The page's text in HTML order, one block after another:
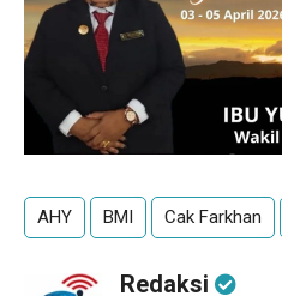
AHY BMI Cak Farkhan
Redaksi